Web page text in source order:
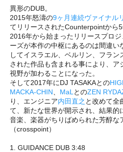
異形のDUB。
2015年怒濤の9ヶ月連続ヴァイナル
てリリースされたCounterpointから5
2016年から始まったリリースプロジ
ーズが本作の中枢にあるのは間違い
してイスラエル、ベルリン、フラン
された作品も含まれる事により、ア
視野が加わることになった。
そして2017年にDJ TASAKAとの
MACKA-CHIN
MaL とのZEN
り、エンジニア内田直之 と改めて全
て、新たな世界が開示され、結果
音楽、楽器がちりばめられた芳醇な
（crosspoint）
1. GUIDANCE DUB 3:48